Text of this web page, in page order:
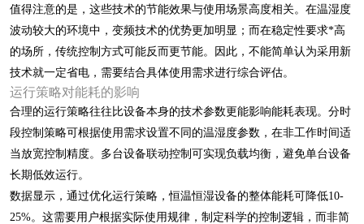
值得注意的是，这些技术的节能效果与使用场景高度相关。在温湿度
波动较大的环境中，变频技术的优势更加明显；而在稳定性要求*高
的场所，传统控制方式可能反而更节能。因此，不能简单认为采用新
技术就一定省电，需要结合具体使用需求进行综合评估。
运行策略对能耗的影响
合理的运行策略往往比设备本身的技术参数更能影响能耗表现。分时
段控制策略可根据使用需求设置不同的温湿度参数，在非工作时间适
当放宽控制精度。多台设备联动控制可实现负载均衡，避免单台设备
长期低效运行。
数据显示，通过优化运行策略，恒温恒湿设备的整体能耗可降低10-
25%。这需要用户根据实际使用规律，制定科学的控制逻辑，而非简